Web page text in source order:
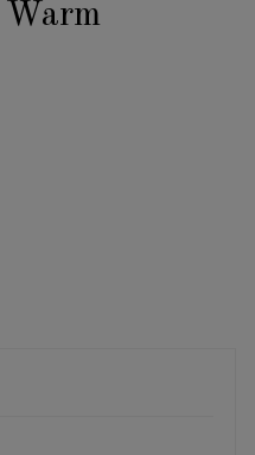
Warm